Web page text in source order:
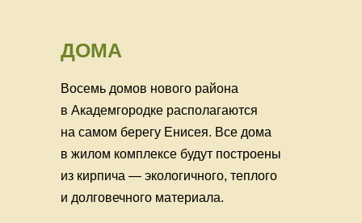
Восемь домов нового района
в Академгородке располагаются
на самом берегу Енисея. Все дома
в жилом комплексе будут построены
из кирпича — экологичного, теплого
и долговечного материала.
ДОМА